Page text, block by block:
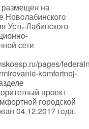
на
Новолабинского
Усть-Лабинского
сети
pages/
komfortnoj-
проект
городской
04.12.2017 года.